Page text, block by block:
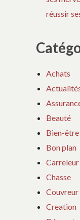
réussir
Achats
Beauté
Bien-être
Bon plan
Carreleur
Chasse
Couvreur
Creation